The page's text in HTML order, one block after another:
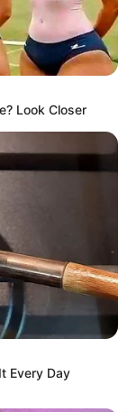
Look Closer
Every Day